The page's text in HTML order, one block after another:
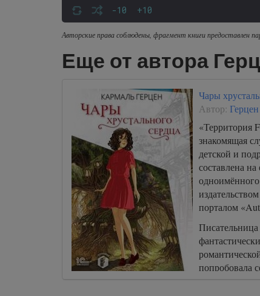
-10 +10
Авторские права соблюдены, фрагмент книги предоставлен
Еще от автора
Чары
Автор:
«Территория
знакомящая
детской и
составлена
порталом
попробовала